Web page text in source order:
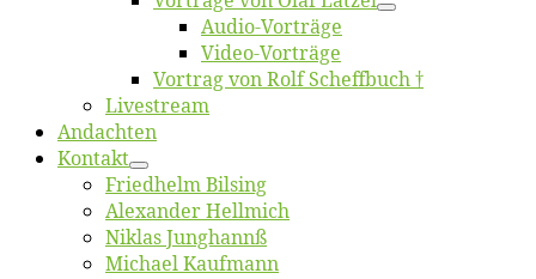
Au­dio-Vor­trä­ge
Vi­deo-Vor­trä­ge
Vor­trag von Rolf Scheffbuch †
Live­stream
An­dach­ten
Kon­takt
Fried­helm Bilsing
Alex­an­der Hellmich
Ni­klas Junghannß
Mi­cha­el Kaufmann